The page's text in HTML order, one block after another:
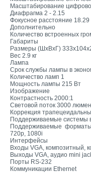
Масштабирование
Диафрагма 2 - 2.15
Фокусное расстояние
Дополнительно
Количество встроенных
Габариты
Размеры (ШxВxГ)
Вес 2.9 кг
Лампа
Срок службы лампы в
Количество ламп 1
Мощность лампы 215 Вт
Изображение
Контрастность 2000:1
Световой поток 3000 люмен
Коррекция
Поддерживаемые системы
Поддерживаемые форматы
720p, 1080i
Интерфейсы
Входы VGA, композитный,
Выходы VGA, аудио mini
Порты RS-232
Коммуникации Ethernet